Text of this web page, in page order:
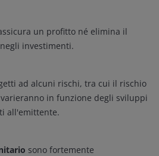
un profitto né elimina il
investimenti.
ad alcuni rischi, tra cui il rischio
in funzione degli sviluppi
all'emittente.
sono fortemente